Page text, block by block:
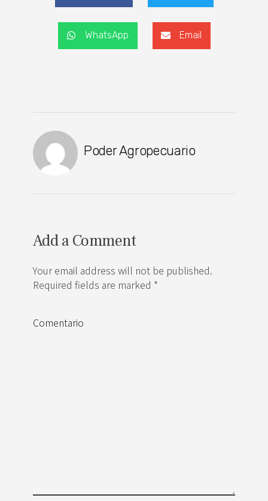
WhatsApp Email
Poder Agropecuario
Add a Comment
Your email address will not be published.
Required fields are marked *
Comentario